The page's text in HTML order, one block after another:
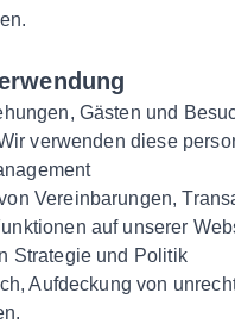
Gästen und
verwenden diese
Vereinbarungen,
auf unserer
Strategie und Politik
Aufdeckung von